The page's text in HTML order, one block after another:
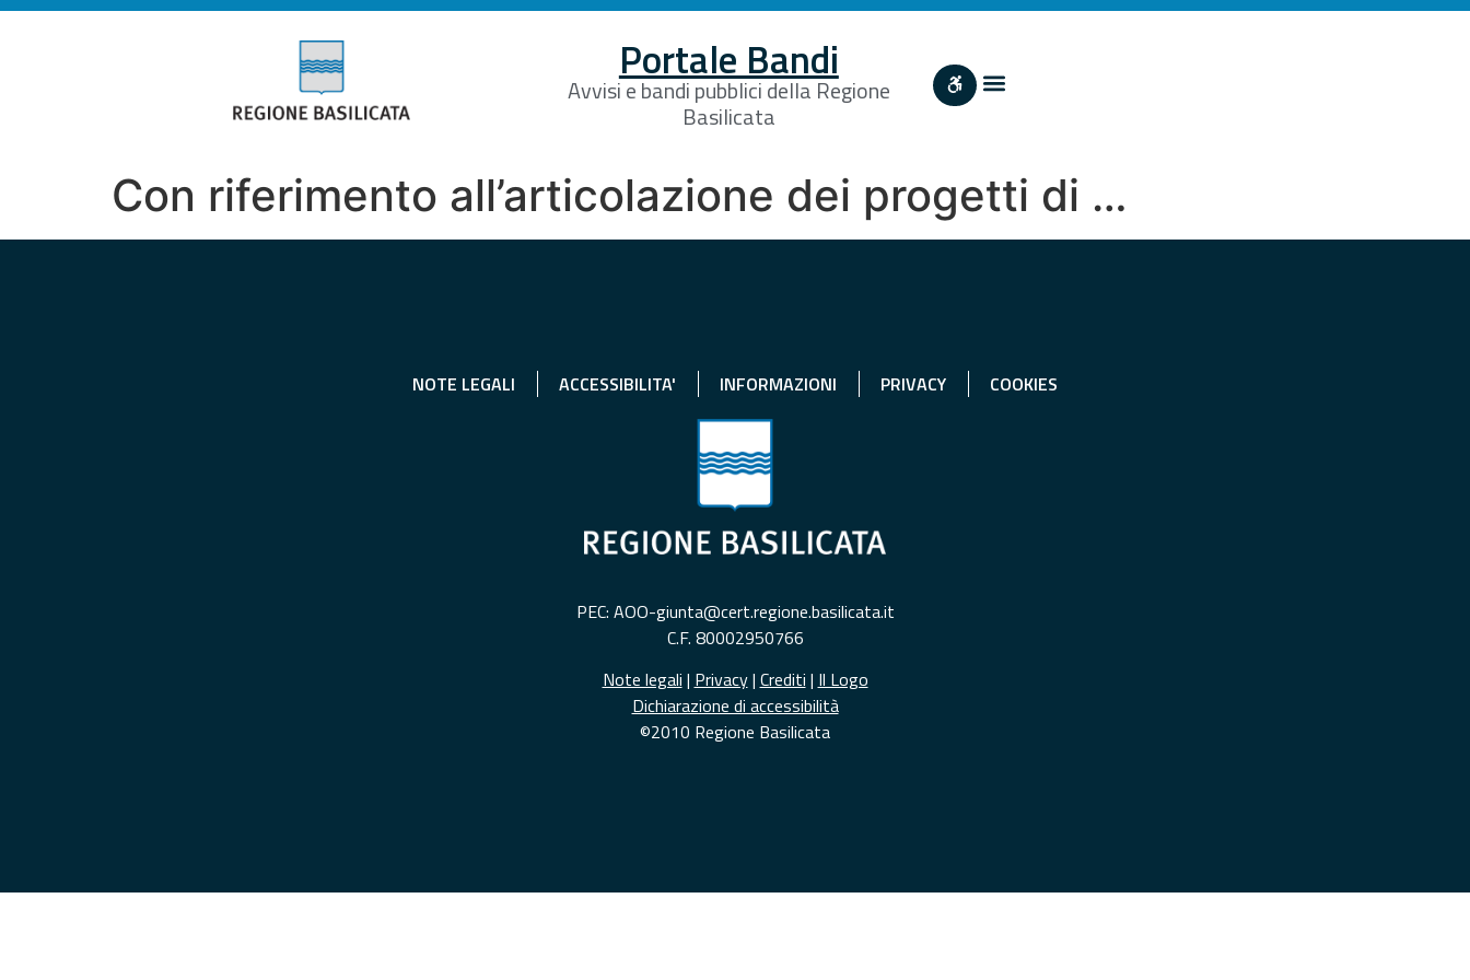
Portale Bandi
Avvisi e bandi pubblici della Regione
Basilicata
Con riferimento all’articolazione dei progetti di …
NOTE LEGALI ACCESSIBILITA' INFORMAZIONI PRIVACY COOKIES
PEC: AOO-giunta@cert.regione.basilicata.it
C.F. 80002950766
Note legali | Privacy| Crediti | Il Logo
Dichiarazione di accessibilità
©2010 Regione Basilicata